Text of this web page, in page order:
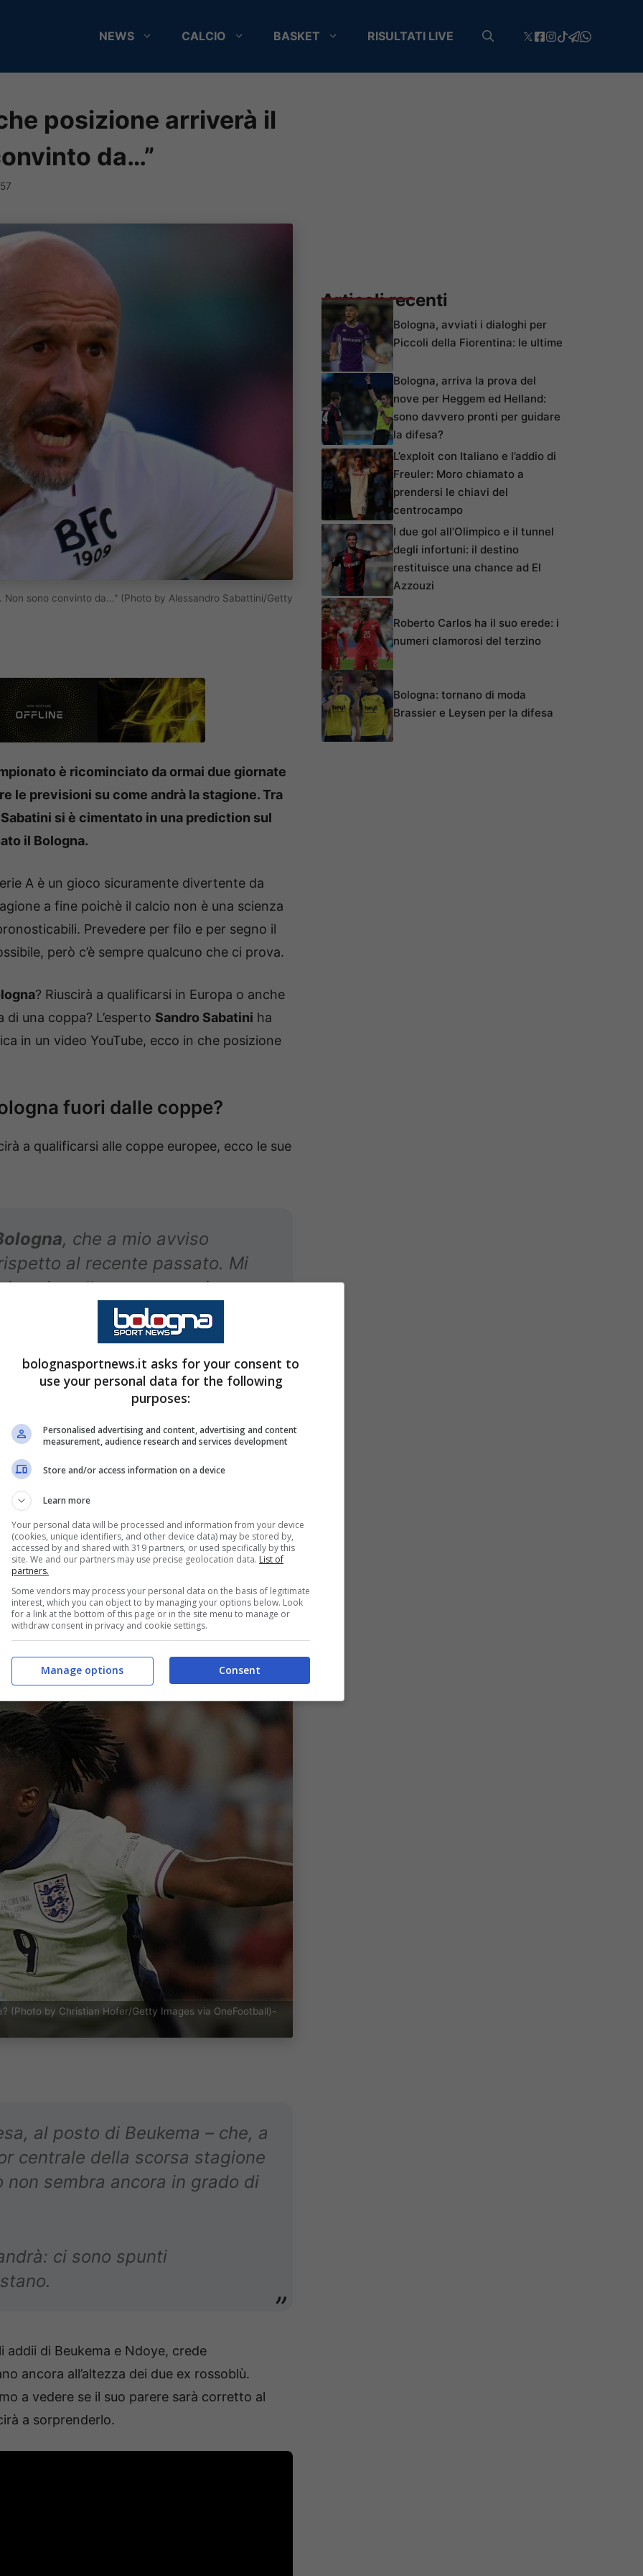
NEWS CALCIO BASKET RISULTATI LIVE
posizione arriverà il
da…”
sono convinto da..." (Photo by Alessandro Sabattini/Getty
è ricominciato da ormai due giornate
le previsioni su come andrà la stagione. Tra
si è cimentato in una prediction sul
il Bologna.
A è un gioco sicuramente divertente da
a fine poichè il calcio non è una scienza
Prevedere per filo e per segno il
però c’è sempre qualcuno che ci prova.
? Riuscirà a qualificarsi in Europa o anche
una coppa? L’esperto Sandro Sabatini ha
in un video YouTube, ecco in che posizione
fuori dalle coppe?
a qualificarsi alle coppe europee, ecco le sue
, che a mio avviso
al recente passato. Mi
sia sulla scorsa stagione,
a reagire benissimo dopo le
trovando sostituti all’altezza
straordinario.
diNdoye
più sull’equilibrio complessivo
primo è arrivatoRowe, e sarà
la sua esuberanza possa
faticherà a imporsi ai
(Photo by Christian Hofer/Getty Images via OneFootball)-
al posto di Beukema – che, a
centrale della scorsa stagione
non sembra ancora in grado di
ci sono spunti
di Beukema e Ndoye, crede
ancora all’altezza dei due ex rossoblù.
a vedere se il suo parere sarà corretto al
a sorprenderlo.
Articoli recenti
Bologna, avviati i dialoghi per
Piccoli della Fiorentina: le ultime
Bologna, arriva la prova del
nove per Heggem ed Helland:
sono davvero pronti per guidare
la difesa?
L’exploit con Italiano e l’addio di
Freuler: Moro chiamato a
prendersi le chiavi del
centrocampo
I due gol all’Olimpico e il tunnel
degli infortuni: il destino
restituisce una chance ad El
Azzouzi
Roberto Carlos ha il suo erede: i
numeri clamorosi del terzino
Bologna: tornano di moda
Brassier e Leysen per la difesa
bolognasportnews.it asks for your consent to
use your personal data for the following
purposes:
Personalised advertising and content, advertising and content
measurement, audience research and services development
Store and/or access information on a device
Learn more
Your personal data will be processed and information from your device
(cookies, unique identifiers, and other device data) may be stored by,
accessed by and shared with 319 partners, or used specifically by this
site. We and our partners may use precise geolocation data. List of
partners.
Some vendors may process your personal data on the basis of legitimate
interest, which you can object to by managing your options below. Look
for a link at the bottom of this page or in the site menu to manage or
withdraw consent in privacy and cookie settings.
Consent
Manage options